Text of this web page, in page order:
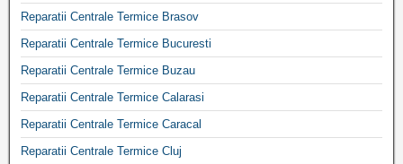
Reparatii Centrale Termice Brasov
Reparatii Centrale Termice Bucuresti
Reparatii Centrale Termice Buzau
Reparatii Centrale Termice Calarasi
Reparatii Centrale Termice Caracal
Reparatii Centrale Termice Cluj